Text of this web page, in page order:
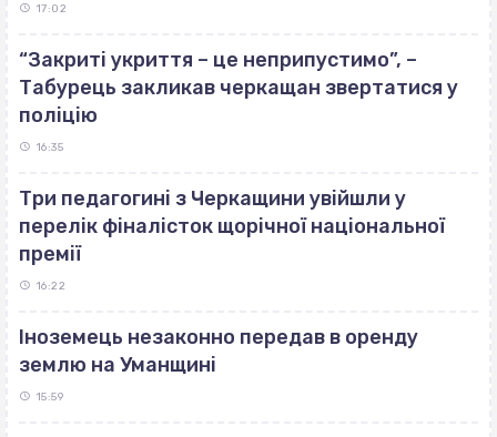
17:02
“Закриті укриття – це неприпустимо”, –
Табурець закликав черкащан звертатися у
поліцію
16:35
Три педагогині з Черкащини увійшли у
перелік фіналісток щорічної національної
премії
16:22
Іноземець незаконно передав в оренду
землю на Уманщині
15:59